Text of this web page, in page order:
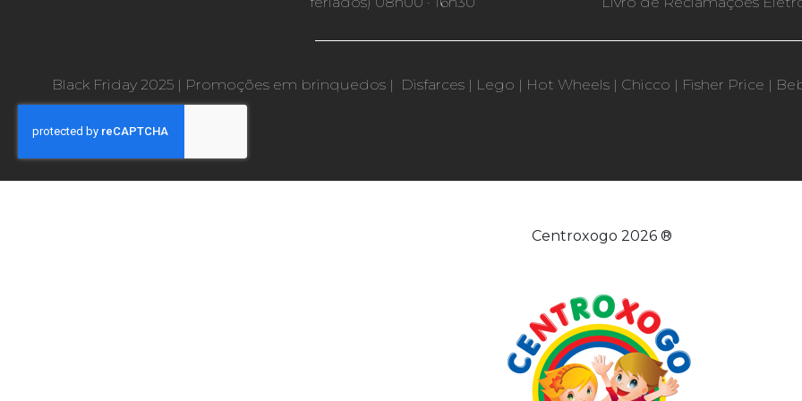
Black Friday 2025 | Promoções em brinquedos | Disfarces | Lego | Hot Wheels | Chicco | Fisher Price |
Centroxogo 2026 ®